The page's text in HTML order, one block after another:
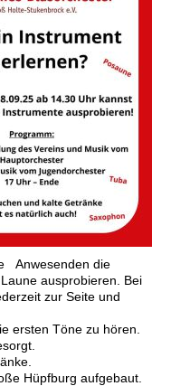
Anwesenden die
ausprobieren. Bei
zur Seite und
ersten Töne zu hören.
Hüpfburg aufgebaut.